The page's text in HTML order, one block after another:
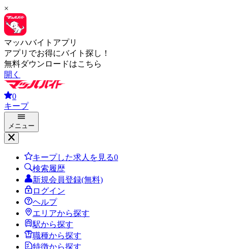
×
マッハバイトアプリ
アプリでお得にバイト探し！
無料ダウンロードはこちら
開く
0
キープ
メニュー
キープした求人を見る0
検索履歴
新規会員登録(無料)
ログイン
ヘルプ
エリアから探す
駅から探す
職種から探す
特徴から探す